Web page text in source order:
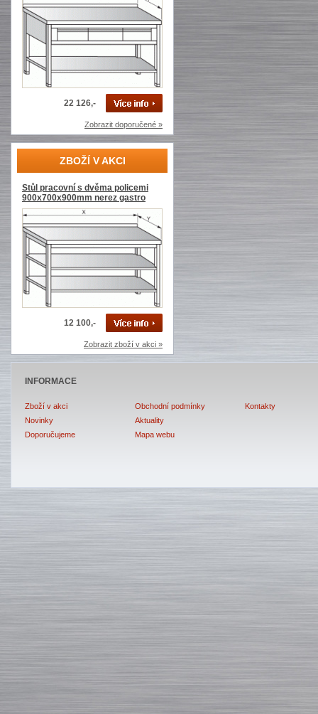
22 126,-
Zobrazit doporučené »
ZBOŽÍ V AKCI
Stůl pracovní s dvěma policemi
900x700x900mm nerez gastro
12 100,-
Zobrazit zboží v akci »
INFORMACE
Zboží v akci
Novinky
Doporučujeme
Obchodní podmínky
Aktuality
Mapa webu
Kontakty